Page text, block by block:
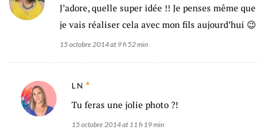
J’adore, quelle super idée !! Je penses même que
je vais réaliser cela avec mon fils aujourd’hui 😉
15 octobre 2014 at 9 h 52 min
LN
Tu feras une jolie photo ?!
15 octobre 2014 at 11 h 19 min